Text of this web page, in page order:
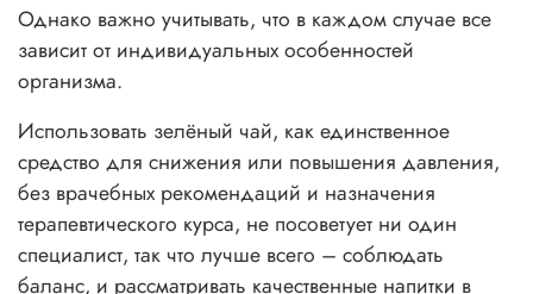
Однако важно учитывать, что в каждом случае все
зависит от индивидуальных особенностей
организма.
Использовать зелёный чай, как единственное
средство для снижения или повышения давления,
без врачебных рекомендаций и назначения
терапевтического курса, не посоветует ни один
специалист, так что лучше всего – соблюдать
баланс, и рассматривать качественные напитки в